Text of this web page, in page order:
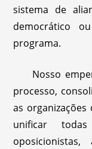
sistema de
democrático
programa.
Nosso
processo,
as
unificar